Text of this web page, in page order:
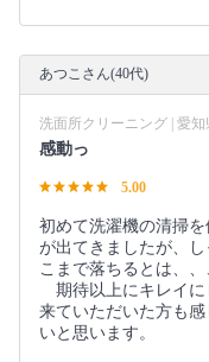
あつこさん(40代)
洗面所クリーニング | 愛知
感動っ
5.00
初めて洗濯機の清掃
が出てきましたが、
こまで落ちるとは、、
期待以上にキレイに
来ていただいた方も
いと思います。